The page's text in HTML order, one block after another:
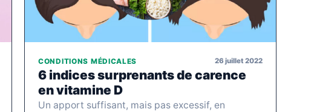
CONDITIONS MÉDICALES 26 juillet 2022
6 indices surprenants de carence
en vitamine D
Un apport suffisant, mais pas excessif, en